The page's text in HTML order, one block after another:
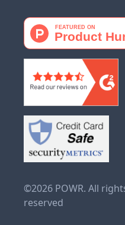
©2026 POWR. All
reserved